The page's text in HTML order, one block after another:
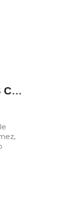
BATLLE BERRES CASI LEANDRO GÓMEZ